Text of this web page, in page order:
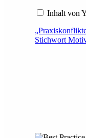
Inhalt von
Stichwort